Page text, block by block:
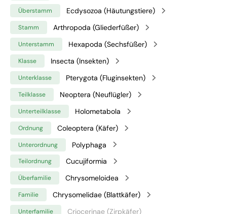
Überstamm Ecdysozoa (Häutungstiere)
Stamm Arthropoda (Gliederfüßer)
Unterstamm Hexapoda (Sechsfüßer)
Klasse Insecta (Insekten)
Unterklasse Pterygota (Fluginsekten)
Teilklasse Neoptera (Neuflügler)
Unterteilklasse Holometabola
Ordnung Coleoptera (Käfer)
Unterordnung Polyphaga
Teilordnung Cucujiformia
Überfamilie Chrysomeloidea
Familie Chrysomelidae (Blattkäfer)
Unterfamilie Criocerinae (Zirpkäfer)